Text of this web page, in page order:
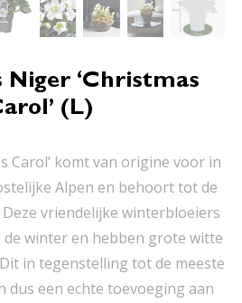
Niger ‘Christmas
(L)
Carol’ komt van origine voor in
Alpen en behoort tot de
vriendelijke winterbloeiers
winter en hebben grote witte
in tegenstelling tot de meeste
dus een echte toevoeging aan